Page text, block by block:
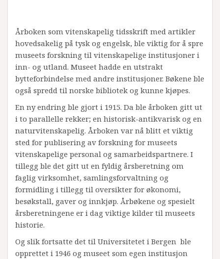
Årboken som vitenskapelig tidsskrift med artikler
hovedsakelig på tysk og engelsk, ble viktig for å spre
museets forskning til vitenskapelige institusjoner i
inn- og utland. Museet hadde en utstrakt
bytteforbindelse med andre institusjoner. Bøkene ble
også spredd til norske bibliotek og kunne kjøpes.
En ny endring ble gjort i 1915. Da ble årboken gitt ut
i to parallelle rekker; en historisk-antikvarisk og en
naturvitenskapelig. Årboken var nå blitt et viktig
sted for publisering av forskning for museets
vitenskapelige personal og samarbeidspartnere. I
tillegg ble det gitt ut en fyldig årsberetning om
faglig virksomhet, samlingsforvaltning og
formidling i tillegg til oversikter for økonomi,
besøkstall, gaver og innkjøp. Årbøkene og spesielt
årsberetningene er i dag viktige kilder til museets
historie.
Og slik fortsatte det til Universitetet i Bergen ble
opprettet i 1946 og museet som egen institusjon